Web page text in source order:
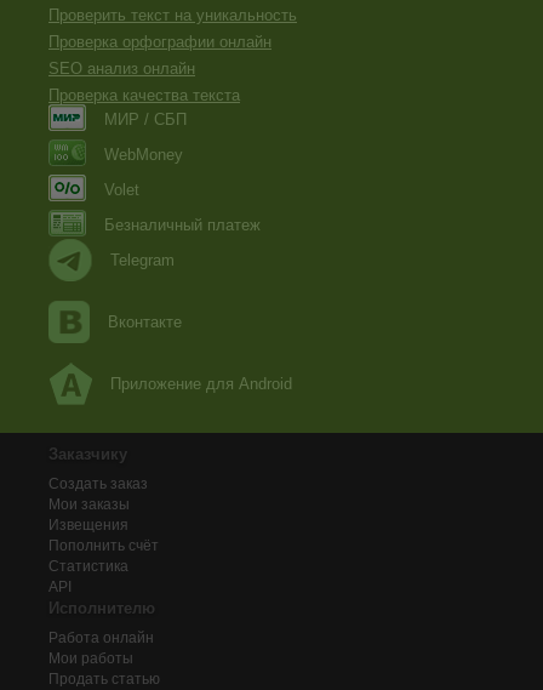
Проверить текст на уникальность
Проверка орфографии онлайн
SEO анализ онлайн
Проверка качества текста
МИР / СБП
WebMoney
Volet
Безналичный платеж
Telegram
Вконтакте
Приложение для Android
Заказчику
Создать заказ
Мои заказы
Извещения
Пополнить счёт
Статистика
API
Исполнителю
Работа онлайн
Мои работы
Продать статью